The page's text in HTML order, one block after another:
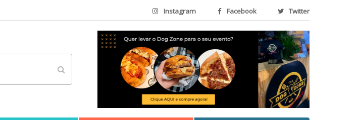
Instagram Facebook Twitter